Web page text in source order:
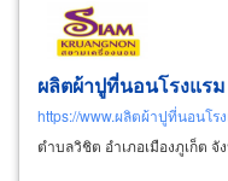
ผลิตผ้าปูที่นอนโรงแร
https://www.ผลิตผ้าปูที่นอนโร
ตำบลวิชิต อำเภอเมืองภูเก็ต จั